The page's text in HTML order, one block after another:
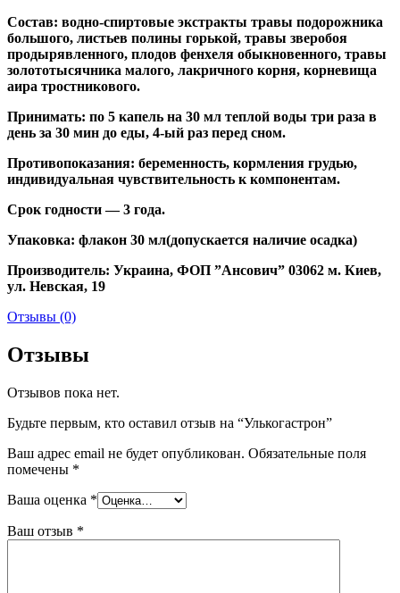
Состав: водно-спиртовые экстракты травы подорожника
большого, листьев полины горькой, травы зверобоя
продырявленного, плодов фенхеля обыкновенного, травы
золототысячника малого, лакричного корня, корневища
аира тростникового.
Принимать: по 5 капель на 30 мл теплой воды три раза в
день за 30 мин до еды, 4-ый раз перед сном.
Противопоказания: беременность, кормления грудью,
индивидуальная чувствительность к компонентам.
Срок годности — 3 года.
Упаковка: флакон 30 мл(допускается наличие осадка)
Производитель: Украина, ФОП ”Ансович” 03062 м. Киев,
ул. Невская, 19
Отзывы (0)
Отзывы
Отзывов пока нет.
Будьте первым, кто оставил отзыв на “Улькогастрон”
Ваш адрес email не будет опубликован. Обязательные поля
помечены *
Ваша оценка *
Ваш отзыв *